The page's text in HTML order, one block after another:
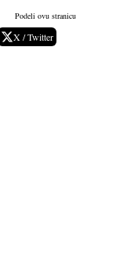
Podeli ovu stranicu
X / Twitter